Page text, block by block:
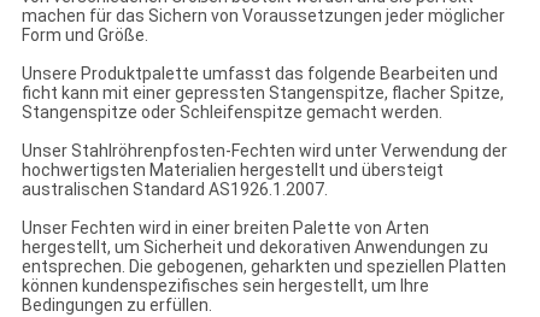
machen für das Sichern von Voraussetzungen jeder möglicher
Form und Größe.
Unsere Produktpalette umfasst das folgende Bearbeiten und
ficht kann mit einer gepressten Stangenspitze, flacher Spitze,
Stangenspitze oder Schleifenspitze gemacht werden.
Unser Stahlröhrenpfosten-Fechten wird unter Verwendung der
hochwertigsten Materialien hergestellt und übersteigt
australischen Standard AS1926.1.2007.
Unser Fechten wird in einer breiten Palette von Arten
hergestellt, um Sicherheit und dekorativen Anwendungen zu
entsprechen. Die gebogenen, geharkten und speziellen Platten
können kundenspezifisches sein hergestellt, um Ihre
Bedingungen zu erfüllen.